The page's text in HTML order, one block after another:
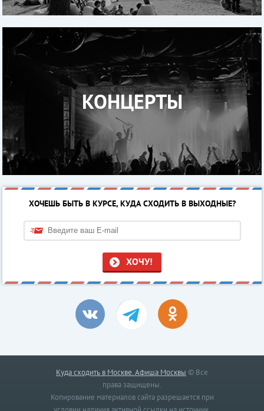
КОНЦЕРТЫ
ХОЧЕШЬ БЫТЬ В КУРСЕ, КУДА СХОДИТЬ В ВЫХОДНЫЕ?
ХОЧУ!
Куда сходить в Москве. Афиша Москвы © Все
права защищены.
Копирование материалов сайта разрешается при